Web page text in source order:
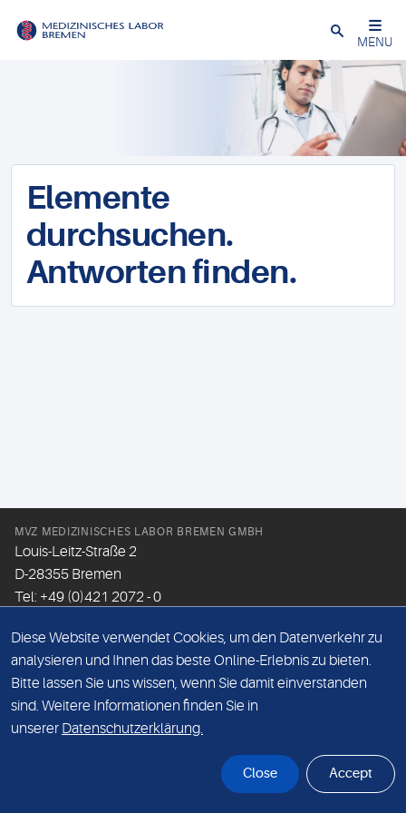
Schließen
MENU
Elemente
durchsuchen.
Antworten finden.
MVZ MEDIZINISCHES LABOR BREMEN GMBH
Louis-Leitz-Straße 2
D-28355 Bremen
Tel: +49 (0)421 2072 - 0
Email:info@mlhb.de
DATENSCHUTZ
IMPRESSUM
Diese Website verwendet Cookies, um den Datenverkehr zu
analysieren und Ihnen das beste Online-Erlebnis zu bieten.
Bitte lassen Sie uns wissen, wenn Sie damit einverstanden
sind. Weitere Informationen finden Sie in
unserer Datenschutzerklärung.
Close Accept